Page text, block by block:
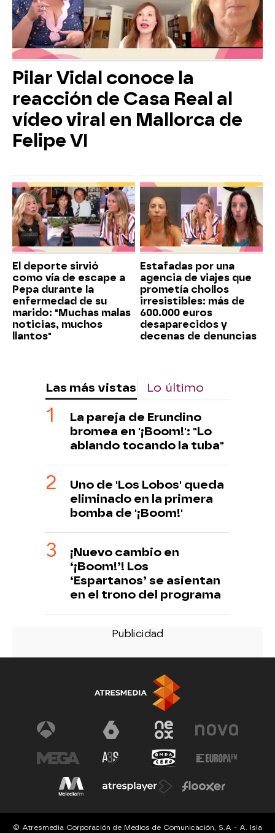
Pilar Vidal conoce la
reacción de Casa Real al
vídeo viral en Mallorca de
Felipe VI
El deporte sirvió
como vía de escape a
Pepa durante la
enfermedad de su
marido: "Muchas malas
noticias, muchos
llantos"
Estafadas por una
agencia de viajes que
prometía chollos
irresistibles: más de
600.000 euros
desaparecidos y
decenas de denuncias
Las más vistas Lo último
La pareja de Erundino
bromea en '¡Boom!': "Lo
ablando tocando la tuba"
Uno de 'Los Lobos' queda
eliminado en la primera
bomba de '¡Boom!'
¡Nuevo cambio en
‘¡Boom!’! Los
‘Espartanos’ se asientan
en el trono del programa
© Atresmedia Corporación de Medios de Comunicación, S.A - A. Isla